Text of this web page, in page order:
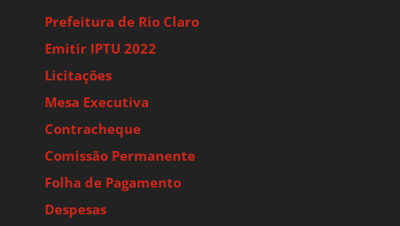
Prefeitura de Rio Claro
Emitir IPTU 2022
Licitações
Mesa Executiva
Contracheque
Comissão Permanente
Folha de Pagamento
Despesas